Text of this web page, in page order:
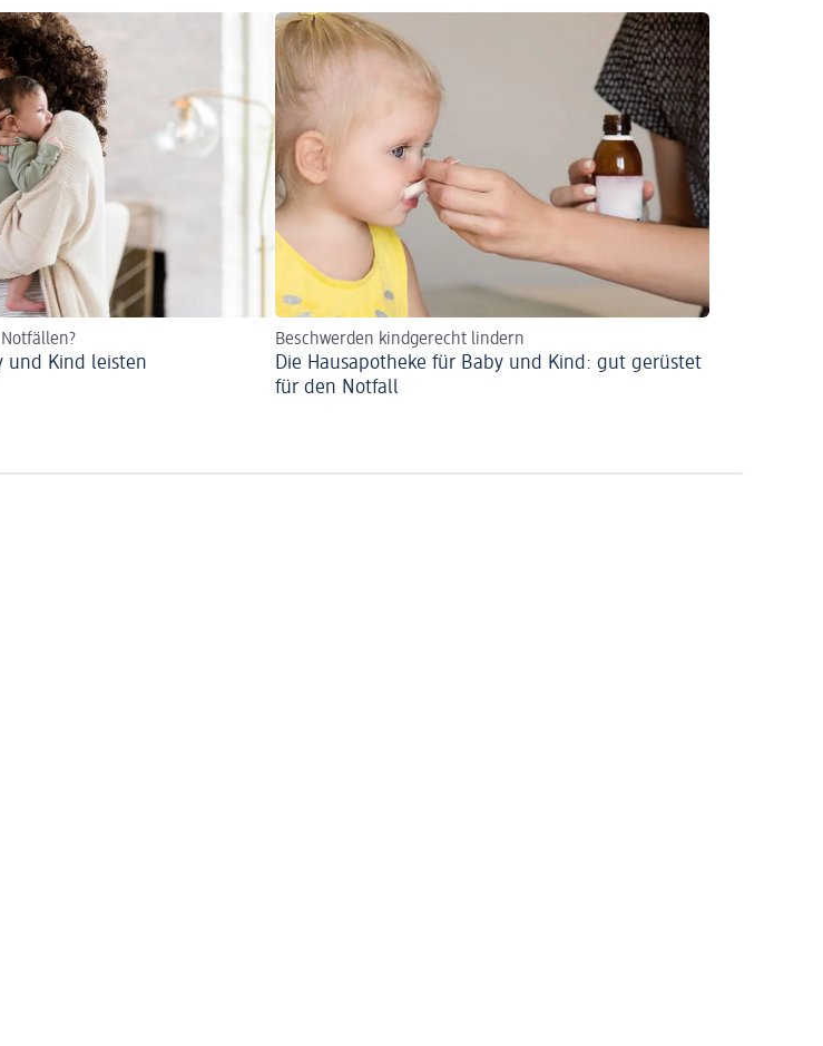
und Kind leisten
Beschwerden kindgerecht lindern
Die Hausapotheke für Baby und Kind: gut gerüstet
für den Notfall